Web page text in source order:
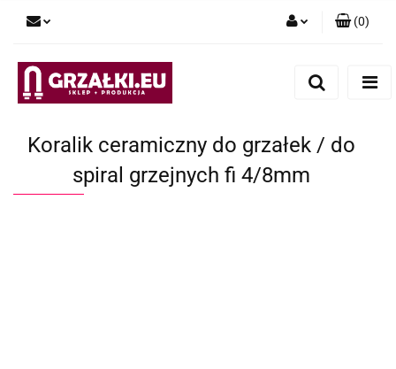
(0)
Koralik ceramiczny do grzałek / do
spiral grzejnych fi 4/8mm